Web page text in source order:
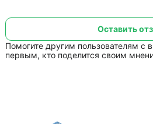
Помогите другим пользователям с
первым, кто поделится своим
Оставить